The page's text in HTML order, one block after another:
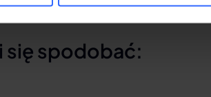
się spodobać: